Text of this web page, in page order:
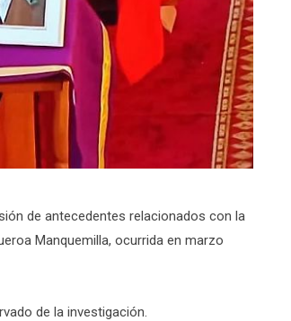
de antecedentes relacionados con la
Manquemilla, ocurrida en marzo
de la investigación.